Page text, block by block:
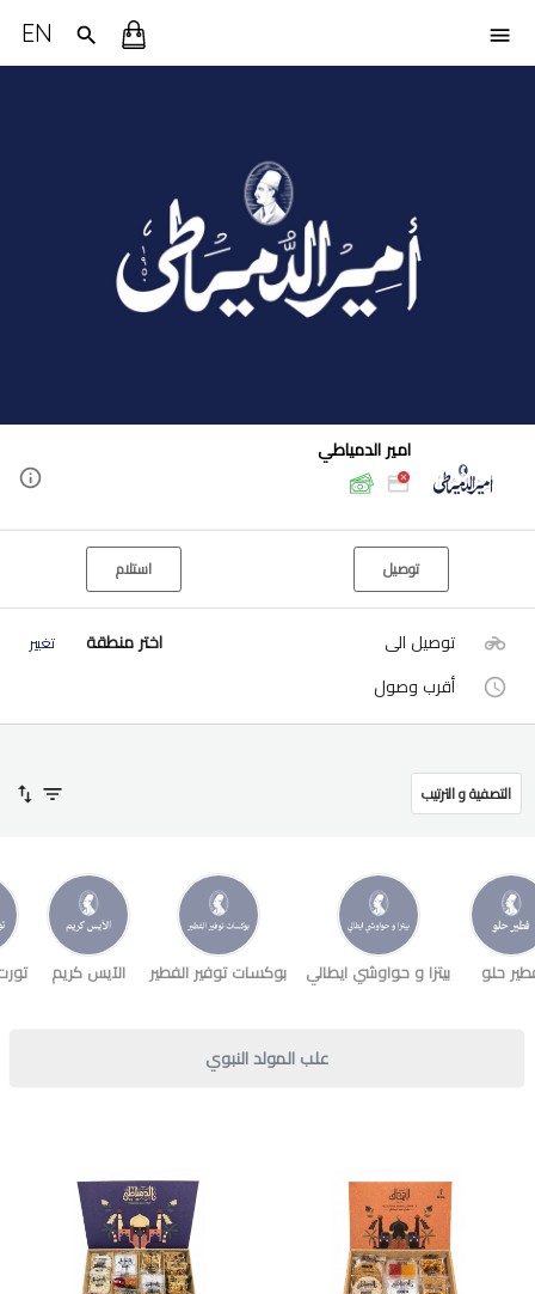
EN
امير الدمياطي
توصيل استلام
توصيل الى اختر منطقة تغيير
أقرب وصول
التصفية و الترتيب
حلو بيتزا و حواوشي ايطالي بوكسات توفير الفطير الآيس كريم
علب المولد النبوي